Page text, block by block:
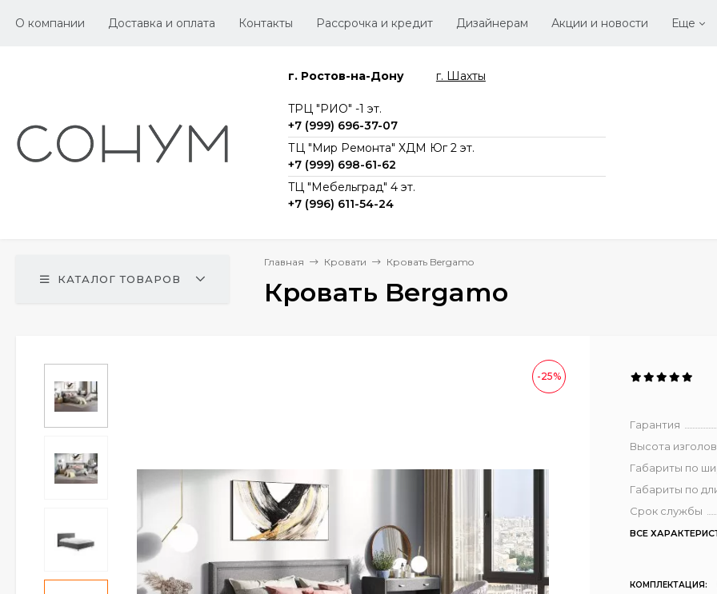
О компании Доставка и оплата Контакты Рассрочка и кредит Дизайнерам Акции и новости Еще
г. Ростов-на-Дону г. Шахты
TРЦ "РИО" -1 эт.
+7 (999) 696-37-07
ТЦ "Мир Ремонта" ХДМ Юг 2 эт.
+7 (999) 698-61-62
TЦ "Мебельград" 4 эт.
+7 (996) 611-54-24
КАТАЛОГ ТОВАРОВ
Главная Кровати Кровать Bergamo
Кровать Bergamo
-25%
Гарантия
Высота
Габариты по
Габариты по
Срок службы
ВСЕ
КОМПЛЕКТАЦИЯ: